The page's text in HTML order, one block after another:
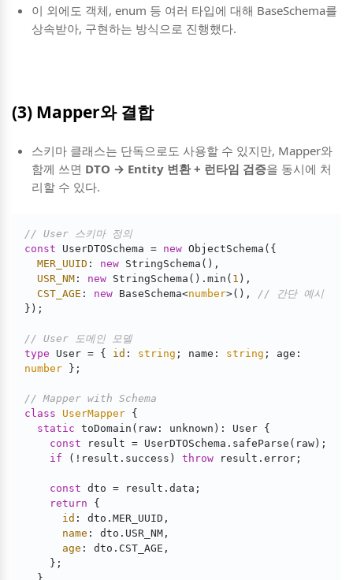
이 외에도 객체, enum 등 여러 타입에 대해 BaseSchema를
상속받아, 구현하는 방식으로 진행했다.
(3) Mapper와 결합
스키마 클래스는 단독으로도 사용할 수 있지만, Mapper와
함께 쓰면 DTO → Entity 변환 + 런타임 검증을 동시에 처
리할 수 있다.
// User 스키마 정의
const UserDTOSchema = new ObjectSchema({
MER_UUID : new StringSchema(),
USR_NM : new StringSchema().min( 1 ),
CST_AGE : new BaseSchema<number>(), // 간단 예시
});
// User 도메인 모델
type User = { id : string ; name: string
number };
// Mapper with Schema
class
UserMapper {
static toDomain(raw: unknown): User {
const result = UserDTOSchema.safeParse(raw);
if (!result.success) throw result.error;
const dto = result.data;
return {
id : dto.MER_UUID,
name : dto.USR_NM,
age : dto.CST_AGE,